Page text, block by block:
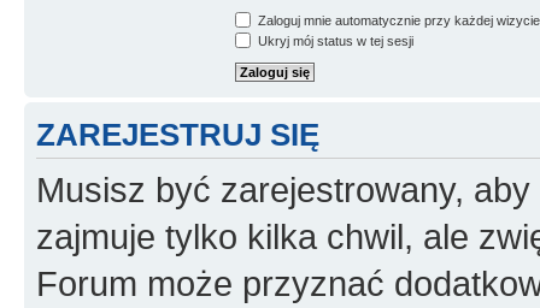
Zaloguj mnie automatycznie przy każdej wizycie
Ukryj mój status w tej sesji
ZAREJESTRUJ SIĘ
Musisz być zarejestrowany,
zajmuje tylko kilka chwil, ale
Forum może przyznać